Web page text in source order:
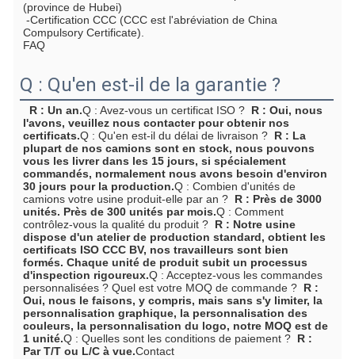
(province de Hubei)
Compulsory Certificate).
FAQ
Q : Qu'en est-il de la garantie ?
  R : Un an.
Q : Avez-vous un certificat ISO ?
  R : Oui, nous
l'avons, veuillez nous contacter pour obtenir nos
certificats.Q : Qu'en est-il du délai de livraison ?
  R : La
plupart de nos camions sont en stock, nous pouvons
vous les livrer dans les 15 jours, si spécialement
commandés, normalement nous avons besoin d'environ
30 jours pour la production.Q : Combien d'unités de
camions votre usine produit-elle par an ?
  R : Près de 3000
unités. Près de 300 unités par mois.Q : Comment
contrôlez-vous la qualité du produit ?
  R : Notre usine
dispose d'un atelier de production standard, obtient les
certificats ISO CCC BV, nos travailleurs sont bien
formés. Chaque unité de produit subit un processus
d'inspection rigoureux.Q : Acceptez-vous les commandes
personnalisées ? Quel est votre MOQ de commande ?
  R :
Oui, nous le faisons, y compris, mais sans s'y limiter, la
personnalisation graphique, la personnalisation des
couleurs, la personnalisation du logo, notre MOQ est de
1 unité.Q : Quelles sont les conditions de paiement ?
  R :
Par T/T ou L/C à vue.Contact